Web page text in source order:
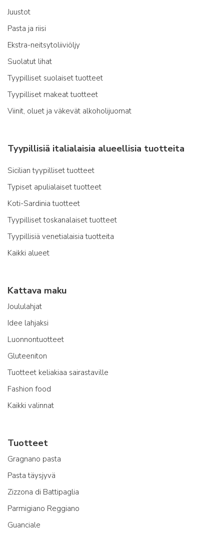
Juustot
Pasta ja riisi
Ekstra-neitsytoliiviöljy
Suolatut lihat
Tyypilliset suolaiset tuotteet
Tyypilliset makeat tuotteet
Viinit, oluet ja väkevät alkoholijuomat
Tyypillisiä italialaisia alueellisia tuotteita
Sicilian tyypilliset tuotteet
Typiset apulialaiset tuotteet
Koti-Sardinia tuotteet
Tyypilliset toskanalaiset tuotteet
Tyypillisiä venetialaisia tuotteita
Kaikki alueet
Kattava maku
Joululahjat
Idee lahjaksi
Luonnontuotteet
Gluteeniton
Tuotteet keliakiaa sairastaville
Fashion food
Kaikki valinnat
Tuotteet
Gragnano pasta
Pasta täysjyvä
Zizzona di Battipaglia
Parmigiano Reggiano
Guanciale